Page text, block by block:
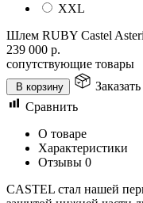
XXL
Шлем RUBY Castel
239 000 р.
сопутствующие товары
В корзину
Заказать
Сравнить
О товаре
Характеристики
Отзывы 0
CASTEL стал нашей